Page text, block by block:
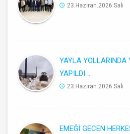
23.Haziran.2026.Salı
YAYLA YOLLARINDA
YAPILDI ..
23.Haziran.2026.Salı
EMEĞİ GECEN